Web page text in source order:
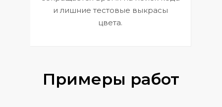
и лишние тестовые выкрасы
цвета.
Примеры работ